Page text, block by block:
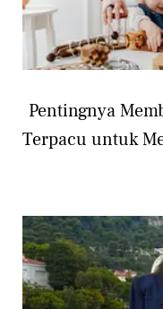
Pentingnya
Terpacu untuk